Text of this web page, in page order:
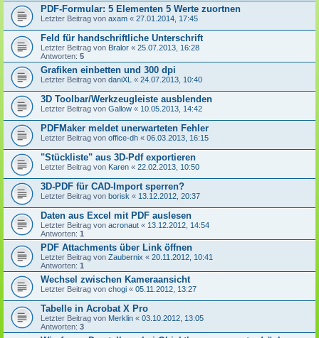
PDF-Formular: 5 Elementen 5 Werte zuortnen
Letzter Beitrag von axam « 27.01.2014, 17:45
Feld für handschriftliche Unterschrift
Letzter Beitrag von Bralor « 25.07.2013, 16:28
Antworten: 5
Grafiken einbetten und 300 dpi
Letzter Beitrag von daniXL « 24.07.2013, 10:40
3D Toolbar/Werkzeugleiste ausblenden
Letzter Beitrag von Gallow « 10.05.2013, 14:42
PDFMaker meldet unerwarteten Fehler
Letzter Beitrag von office-dh « 06.03.2013, 16:15
"Stückliste" aus 3D-Pdf exportieren
Letzter Beitrag von Karen « 22.02.2013, 10:50
3D-PDF für CAD-Import sperren?
Letzter Beitrag von borisk « 13.12.2012, 20:37
Daten aus Excel mit PDF auslesen
Letzter Beitrag von acronaut « 13.12.2012, 14:54
Antworten: 1
PDF Attachments über Link öffnen
Letzter Beitrag von Zaubernix « 20.11.2012, 10:41
Antworten: 1
Wechsel zwischen Kameraansicht
Letzter Beitrag von chogi « 05.11.2012, 13:27
Tabelle in Acrobat X Pro
Letzter Beitrag von Merklin « 03.10.2012, 13:05
Antworten: 3